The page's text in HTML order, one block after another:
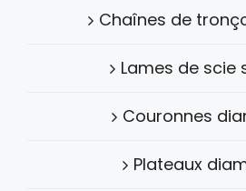
Chaînes de
Lames de scie
Couronnes
Plateaux